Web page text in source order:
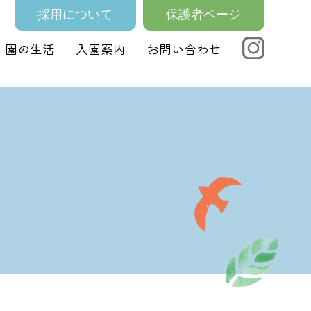
園の生活 入園案内 お問い合わせ
採用について 保護者ページ